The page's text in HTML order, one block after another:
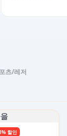
츠/레저
할인